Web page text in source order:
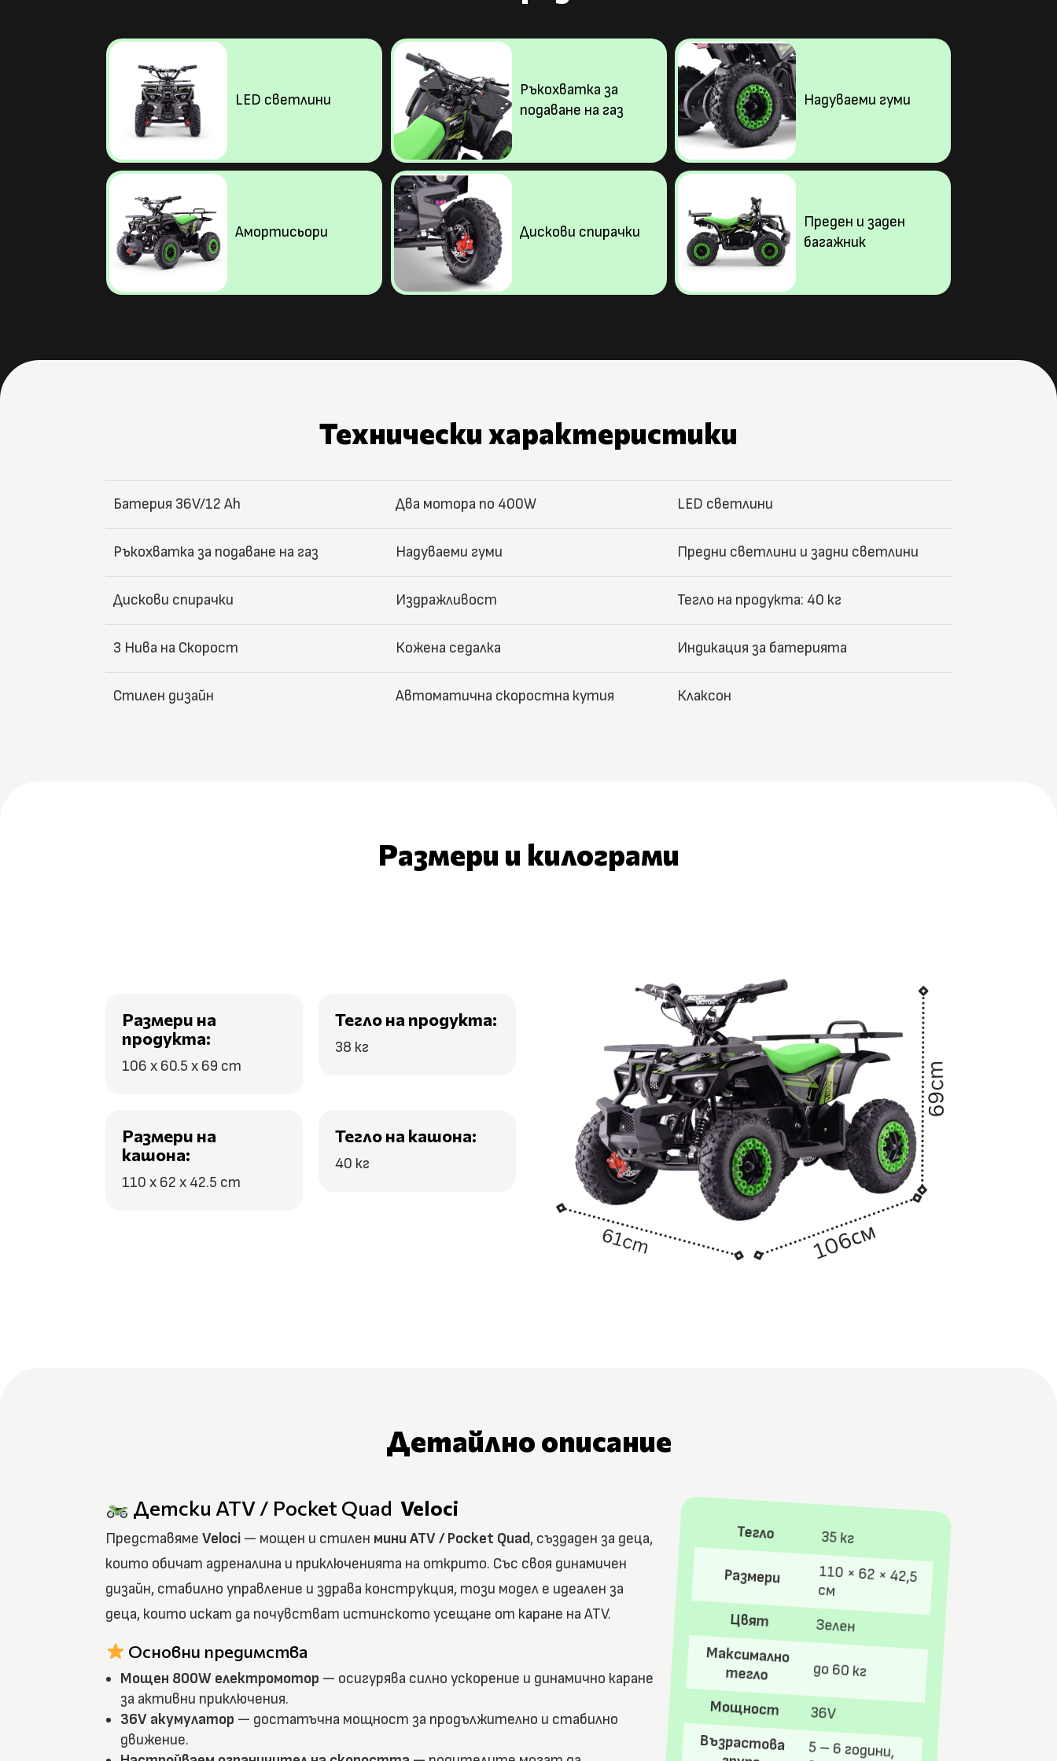
LED светлини
Ръкохватка за
подаване на газ
Надуваеми гуми
Амортисьори Дискови спирачки
Преден и заден
багажник
Технически характеристики
Батерия 36V/12 Ah Два мотора по 400W LED светлини
Ръкохватка за подаване на газ Надуваеми гуми Предни светлини и задни светлини
Дискови спирачки Издражливост Тегло на продукта: 40 кг
3 Нива на Скорост Кожена седалка Индикация за батерията
Стилен дизайн Автоматична скоростна кутия Клаксон
Размери и килограми
Размери на
продукта:
106 x 60.5 x 69 cm
Тегло на продукта:
38 кг
Размери на
кашона:
110 x 62 x 42.5 cm
Тегло на кашона:
40 кг
Детайлно описание
Детски ATV / Pocket Quad Veloci
ПредставямеVeloci — мощен и стилен мини ATV / Pocket Quad, създаден за деца,
които обичат адреналина и приключенията на открито. Със своя динамичен
дизайн, стабилно управление и здрава конструкция, този модел е идеален за
деца, които искат да почувстват истинското усещане от каране на ATV.
Основни предимства
Мощен 800W електромотор — осигурява силно ускорение и динамично каране
за активни приключения.
36V акумулатор — достатъчна мощност за продължително и стабилно
движение.
Тегло 35 кг
Размери 110 × 62 × 42,5
см
Цвят Зелен
Максимално
тегло до 60 кг
Мощност 36V
Възрастова 5 – 6 години,